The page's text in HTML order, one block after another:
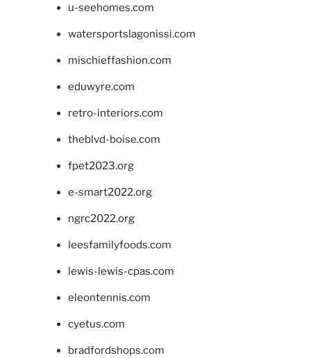
u-seehomes.com
watersportslagonissi.com
mischieffashion.com
eduwyre.com
retro-interiors.com
theblvd-boise.com
fpet2023.org
e-smart2022.org
ngrc2022.org
leesfamilyfoods.com
lewis-lewis-cpas.com
eleontennis.com
cyetus.com
bradfordshops.com